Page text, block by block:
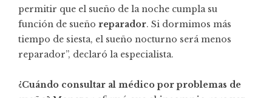
permitir que el sueño de la noche cumpla su
función de sueño reparador. Si dormimos más
tiempo de siesta, el sueño nocturno será menos
reparador”, declaró la especialista.
¿Cuándo consultar al médico por problemas de